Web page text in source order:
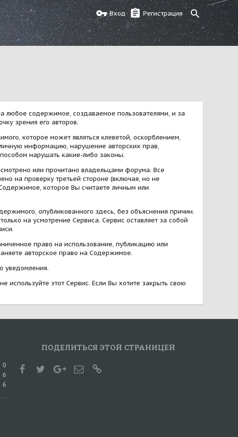
Вход Регистрация
любое содержимое, создаваемое пользователями, и за
зрения его авторов.
которое может являться клеветой, оскорблением,
информацию, нарушение авторских прав,
нарушать какие-либо законы.
или прочитано владельцами форума. Все
на проверку третьей стороне (включая, но не
которое Вы считаете личным или
опубликованного здесь, без объяснения причин.
на усмотрение Сервиса. Сервис оставляет за собой
право на использование, публикацию или
авторское право на Содержимое.
уведомления.
используйте этот Сервис. Если Вы хотите закрыть свою
0
6
6
ПОДЕЛИТЬСЯ ЭТОЙ СТРАНИЦЕЙ
FacebookTwitterGoogle+Электронная почта